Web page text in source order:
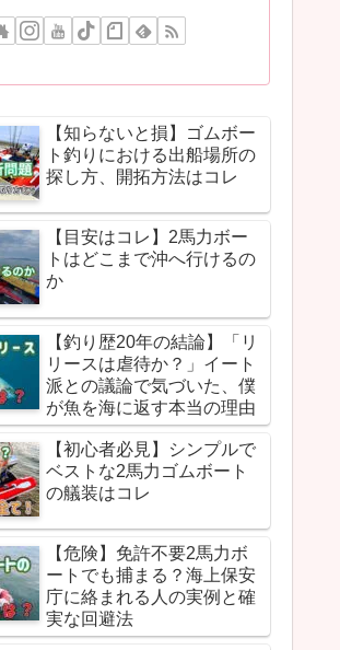
【知らないと損】ゴムボー
ト釣りにおける出船場所の
探し方、開拓方法はコレ
【目安はコレ】2馬力ボー
トはどこまで沖へ行けるの
か
【釣り歴20年の結論】「リ
リースは虐待か？」イート
派との議論で気づいた、僕
が魚を海に返す本当の理由
【初心者必見】シンプルで
ベストな2馬力ゴムボート
の艤装はコレ
【危険】免許不要2馬力ボ
ートでも捕まる？海上保安
庁に絡まれる人の実例と確
実な回避法